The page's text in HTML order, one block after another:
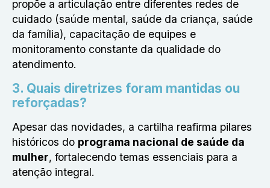
propõe a articulação entre diferentes redes de
cuidado (saúde mental, saúde da criança, saúde
da família), capacitação de equipes e
monitoramento constante da qualidade do
atendimento.
3. Quais diretrizes foram mantidas ou
reforçadas?
Apesar das novidades, a cartilha reafirma pilares
históricos do programa nacional de saúde da
mulher, fortalecendo temas essenciais para a
atenção integral.